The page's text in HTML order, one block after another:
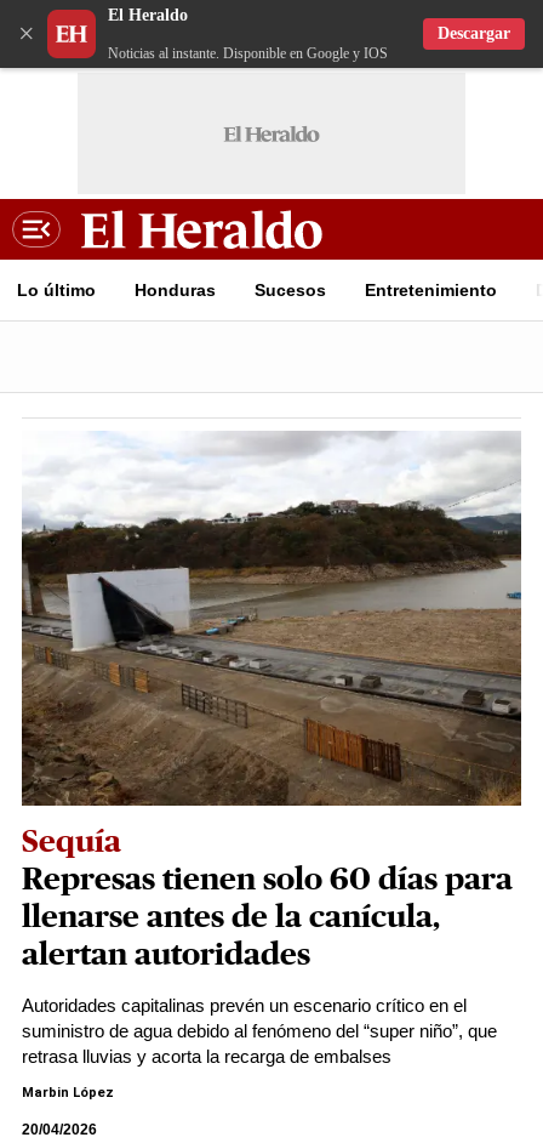
×
El Heraldo
Noticias al instante. Disponible en Google y IOS
Descargar
Lo último Honduras Sucesos Entretenimiento
Sequía
Represas tienen solo 60 días para
llenarse antes de la canícula,
alertan autoridades
Autoridades capitalinas prevén un escenario crítico en el
suministro de agua debido al fenómeno del “super niño”, que
retrasa lluvias y acorta la recarga de embalses
Marbin López
20/04/2026